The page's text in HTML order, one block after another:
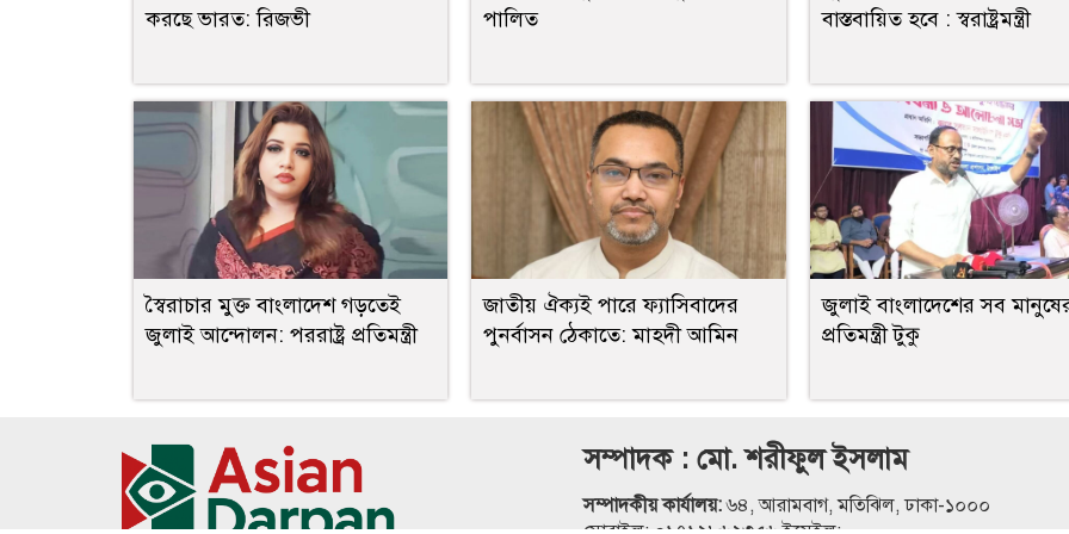
করছে ভারত: রিজভী
পালিত
বাস্তবায়িত হবে : স্বরাষ্ট্রমন্ত্রী
স্বৈরাচার মুক্ত বাংলাদেশ গড়তেই
জুলাই আন্দোলন: পররাষ্ট্র প্রতিমন্ত্রী
জাতীয় ঐক্যই পারে ফ্যাসিবাদের
পুনর্বাসন ঠেকাতে: মাহদী আমিন
জুলাই বাংলাদেশের সব
প্রতিমন্ত্রী টুকু
সম্পাদক : মো. শরীফুল ইসলাম
সম্পাদকীয় কার্যালয়:৬৪, আরামবাগ, মতিঝিল, ঢাকা-১০০০